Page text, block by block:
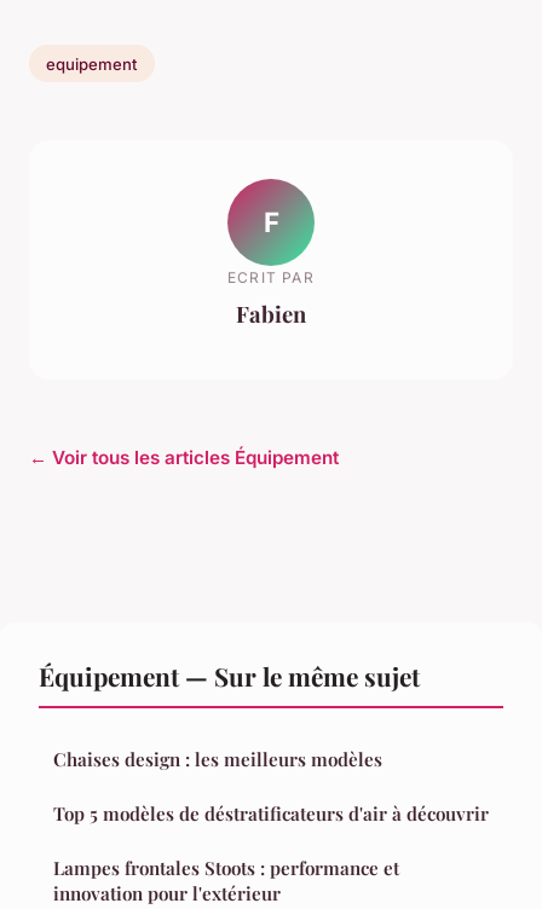
equipement
F
ECRIT PAR
Fabien
← Voir tous les articles Équipement
Équipement — Sur le même sujet
Chaises design : les meilleurs modèles
Top 5 modèles de déstratificateurs d'air à découvrir
Lampes frontales Stoots : performance et
innovation pour l'extérieur